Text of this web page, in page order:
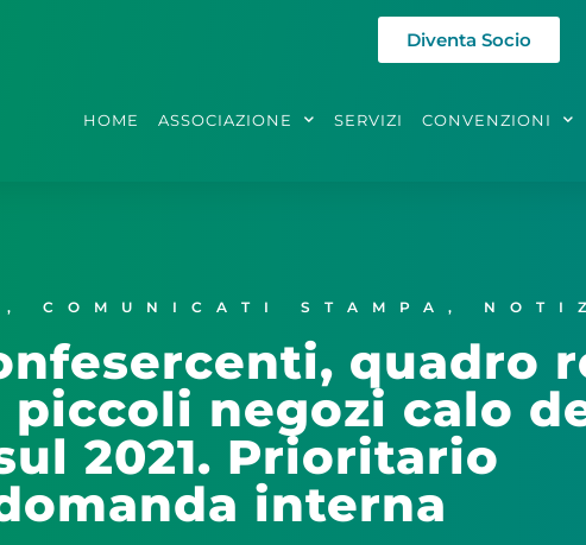
Diventa Socio
HOME ASSOCIAZIONE SERVIZI CONVENZIONI
, COMUNICATI STAMPA ,
quadro
negozi calo
2021. Prioritario
interna